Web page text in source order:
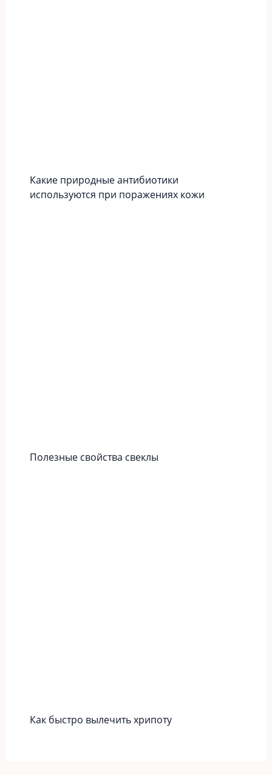
Какие природные антибиотики
используются при поражениях кожи
Полезные свойства свеклы
Как быстро вылечить хрипоту